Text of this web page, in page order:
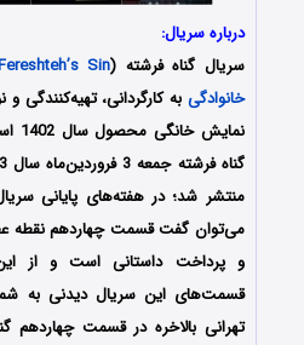
درباره سریال:
سریال گناه فرشته (Sin
خانوادگی به کارگردانی، تهیه‌کنندگی
منتشر شد؛ در هفته‌های پایانی
می‌توان گفت قسمت چهاردهم نقطه
و پرداخت داستانی است و از
قسمت‌های این سریال دیدنی به
تهرانی بالاخره در قسمت چهاردهم